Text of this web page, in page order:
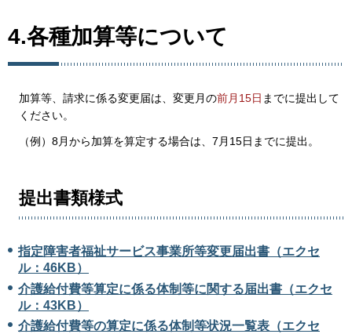
4.各種加算等について
加算等、請求に係る変更届は、変更月の前月15日 までに提出して
ください。
（例）8月から加算を算定する場合は、7月15日までに提出。
提出書類様式
指定障害者福祉サービス事業所等変更届出書（エクセ
ル：46KB）
介護給付費等算定に係る体制等に関する届出書（エクセ
ル：43KB）
介護給付費等の算定に係る体制等状況一覧表（エクセ